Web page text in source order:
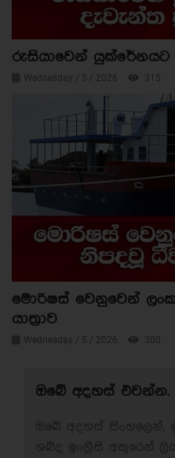
රුසියාවෙන් යුක්රේනයට
Wednesday / 5 / 2026 315
මොරිෂස් වෙනුවෙන්
යාත්‍රාව
Wednesday / 5 / 2026 300
ඔබේ අදහස් එවන්න.